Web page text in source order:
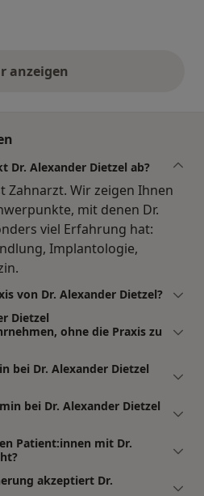
anzeigen
obige Stellungnahmen
Dr. Alexander Dietzel ab?
Zahnarzt. Wir zeigen Ihnen
mit denen Dr.
viel Erfahrung hat:
Implantologie,
von Dr. Alexander Dietzel?
Dietzel
ohne die Praxis zu
bei Dr. Alexander Dietzel
bei Dr. Alexander Dietzel
Patient:innen mit Dr.
akzeptiert Dr.